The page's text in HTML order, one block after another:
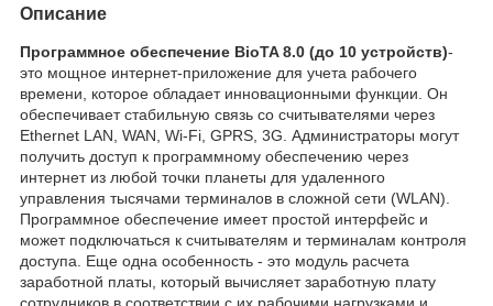
Описание
Программное обеспечение BioTA 8.0 (до 10 устройств)-
это мощное интернет-приложение для учета рабочего
времени, которое обладает инновационными функции. Он
обеспечивает стабильную связь со считывателями через
Ethernet LAN, WAN, Wi-Fi, GPRS, 3G. Администраторы могут
получить доступ к программному обеспечению через
интернет из любой точки планеты для удаленного
управления тысячами терминалов в сложной сети (WLAN).
Программное обеспечение имеет простой интерфейс и
может подключаться к считывателям и терминалам контроля
доступа. Еще одна особенность - это модуль расчета
заработной платы, который вычисляет заработную плату
сотрудников в соответствии с их рабочими нагрузками и